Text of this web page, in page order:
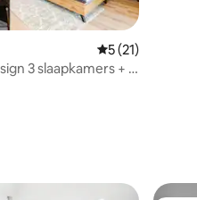
Gemiddelde
5 (21)
3 slaapkamers + 2